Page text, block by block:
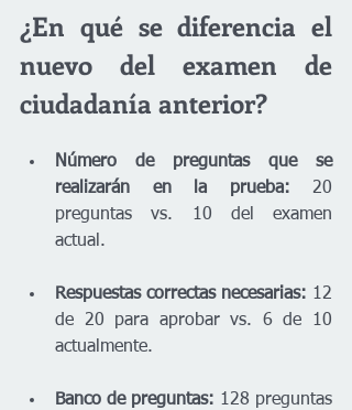
¿En qué se diferencia el
nuevo del examen de
ciudadanía anterior?
Número de preguntas que se
realizarán en la prueba: 20
preguntas vs. 10 del examen
actual.
Respuestas correctas necesarias: 12
de 20 para aprobar vs. 6 de 10
actualmente.
Banco de preguntas: 128 preguntas